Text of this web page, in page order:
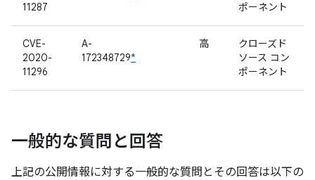
11287
ポーネント
CVE-
2020-
11296
A-
172348729*
高
クローズド
ソース コン
ポーネント
一般的な質問と回答
上記の公開情報に対する一般的な質問とその回答は以下の